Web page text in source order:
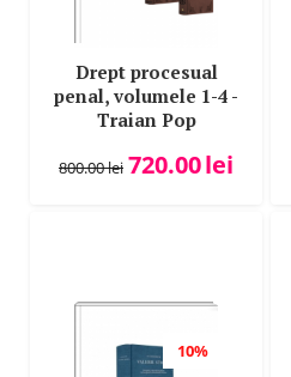
Iosif R. Urs
Irina Olivia Calineascu
Iulia Alexandra Bosneanu
Laura-Maria Stanila
Drept procesual
penal, volumele 1-4 -
Traian Pop
800.00lei 720.00lei
10%